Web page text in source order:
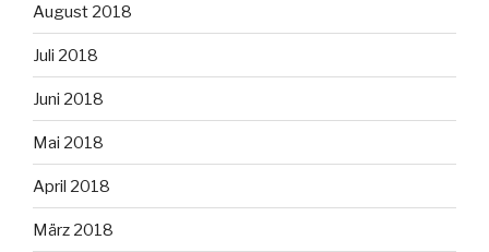
August 2018
Juli 2018
Juni 2018
Mai 2018
April 2018
März 2018